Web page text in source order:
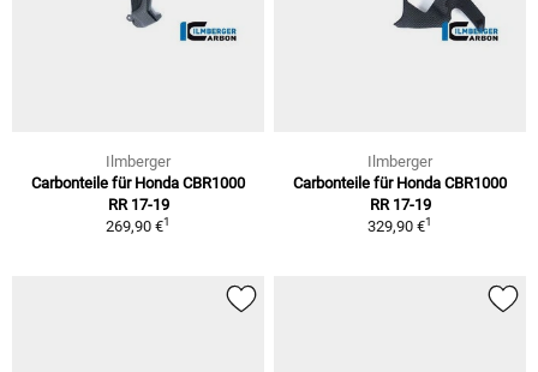
Ilmberger
Carbonteile für Honda CBR1000
RR 17-19
269,90 €1
Ilmberger
Carbonteile für Honda CBR1000
RR 17-19
329,90 €1